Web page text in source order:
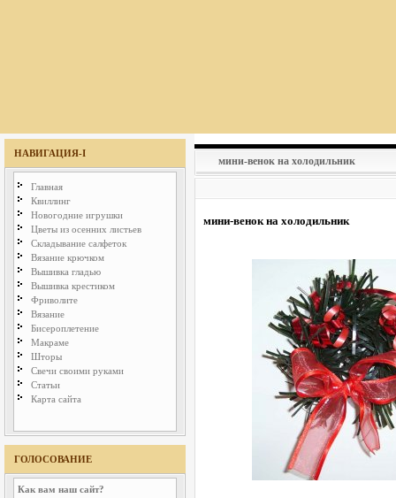
НАВИГАЦИЯ-I
Главная
Квиллинг
Новогодние игрушки
Цветы из осенних листьев
Складывание салфеток
Вязание крючком
Вышивка гладью
Вышивка крестиком
Фриволите
Вязание
Бисероплетение
Макраме
Шторы
Свечи своими руками
Статьи
Карта сайта
ГОЛОСОВАНИЕ
Как вам наш сайт?
мини-венок на холодильник
мини-венок на холодильник